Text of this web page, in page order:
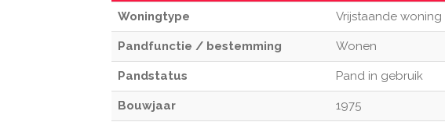
Woningtype Vrijstaande woning
Pandfunctie / bestemming Wonen
Pandstatus Pand in gebruik
Bouwjaar 1975